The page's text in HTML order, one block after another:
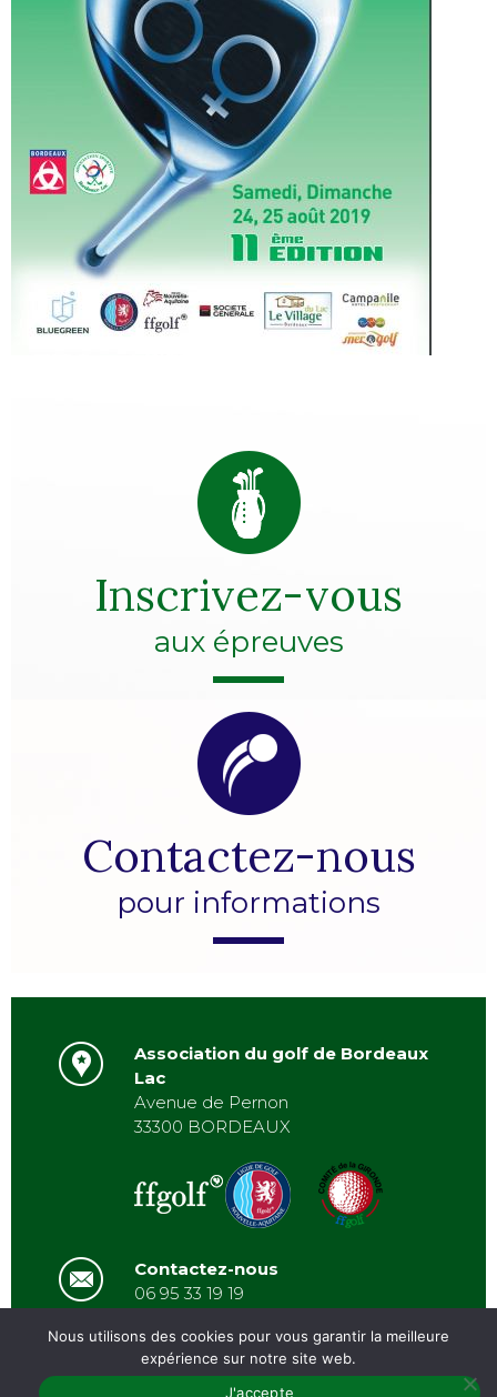
Inscrivez-vous
aux épreuves
Contactez-nous
pour informations
Association du golf de Bordeaux
Lac
Avenue de Pernon
33300 BORDEAUX
Contactez-nous
06 95 33 19 19
/ACTUALITÉS
Nous utilisons des cookies pour vous garantir la meilleure
expérience sur notre site web.
J'accepte